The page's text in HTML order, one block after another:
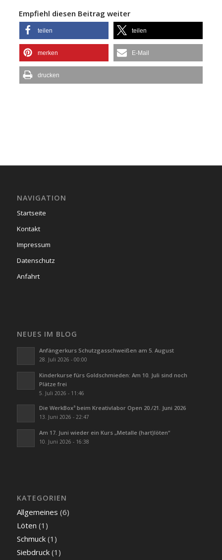
Empfiehl diesen Beitrag weiter
teilen teilen
merken E-Mail
drucken
NAVIGATION
Startseite
Kontakt
Impressum
Datenschutz
Anfahrt
NEUES IM BLOG
Anfängerkurs Schutzgasschweißen am 5. August
28. Juli 2026 - 00:00
Kinderkurse fürs Goldschmieden: Am 10. Juli sind noch
Plätze frei
5. Juli 2026 - 11:46
Die WerkBox³ beim Kreativlabor Open 20./21. Juni 2026
13. Juni 2026 - 22:47
Am 17. Juni wieder ein Kurs „Metalle (hart)löten“
10. Juni 2026 - 16:38
KATEGORIEN
Allgemeines (6)
Löten (1)
Schmuck(1)
Siebdruck(1)